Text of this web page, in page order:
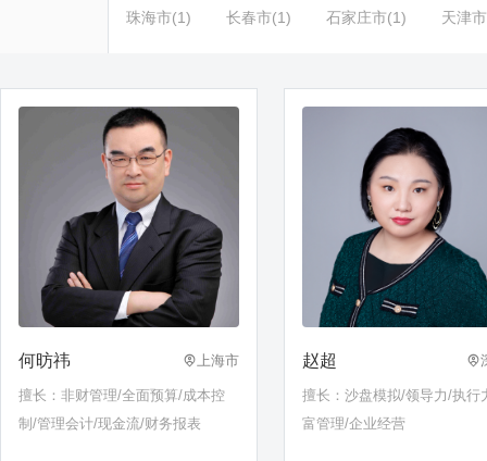
珠海市(1) 长春市(1) 石家庄市(1) 天津
何昉祎 上海市
擅长：非财管理/全面预算/成本控
制/管理会计/现金流/财务报表
赵超
擅长：沙盘模拟/领导力/执行
富管理/企业经营